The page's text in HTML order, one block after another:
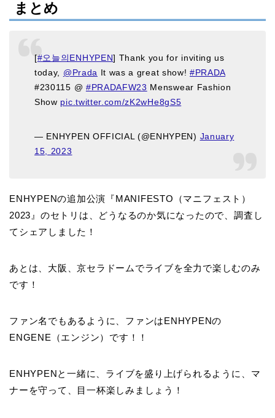
まとめ
[#오늘의ENHYPEN] Thank you for inviting us
today, @Prada It was a great show! #PRADA
#230115 @ #PRADAFW23 Menswear Fashion
Show pic.twitter.com/zK2wHe8gS5
— ENHYPEN OFFICIAL (@ENHYPEN) January
15, 2023
ENHYPENの追加公演『MANIFESTO（マニフェスト）
2023』のセトリは、どうなるのか気になったので、調査し
てシェアしました！
あとは、大阪、京セラドームでライブを全力で楽しむのみ
です！
ファン名でもあるように、ファンはENHYPENの
ENGENE（エンジン）です！！
ENHYPENと一緒に、ライブを盛り上げられるように、マ
ナーを守って、目一杯楽しみましょう！